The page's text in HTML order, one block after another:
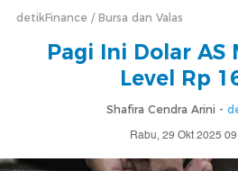
detikFinance Bursa dan Valas
Pagi Ini Dolar AS
Level Rp
Shafira Cendra Arini -
Rabu, 29 Okt 2025